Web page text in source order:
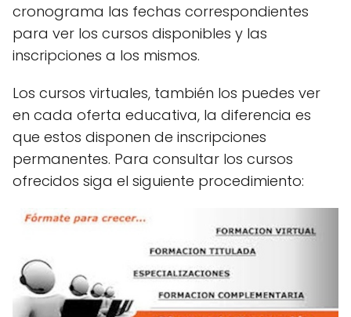
cronograma las fechas correspondientes
para ver los cursos disponibles y las
inscripciones a los mismos.
Los cursos virtuales, también los puedes ver
en cada oferta educativa, la diferencia es
que estos disponen de inscripciones
permanentes. Para consultar los cursos
ofrecidos siga el siguiente procedimiento: